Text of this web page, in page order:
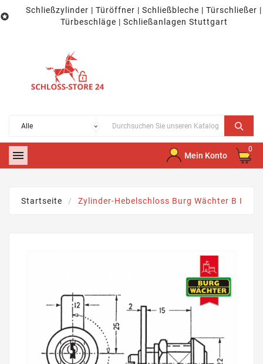

Schließzylinder | Türöffner | Schließbleche | Türschließer |
Türbeschläge | Schließanlagen Stuttgart
 Mein Konto
0
Startseite Zylinder-Hebelschloss Burg Wächter B I